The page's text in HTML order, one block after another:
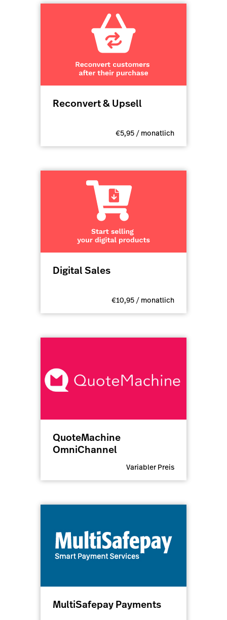
Reconvert & Upsell
€5,95 / monatlich
Digital Sales
€10,95 / monatlich
QuoteMachine
OmniChannel
Variabler Preis
MultiSafepay Payments